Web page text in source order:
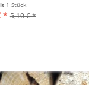
1 Stück
* 5,10 € *